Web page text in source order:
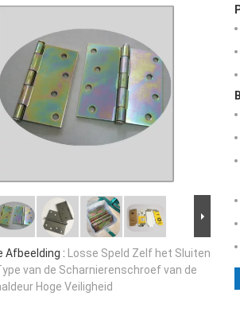
Afbeelding : Losse Speld Zelf het Sluiten
van de Scharnierenschroef van de
Hoge Veiligheid